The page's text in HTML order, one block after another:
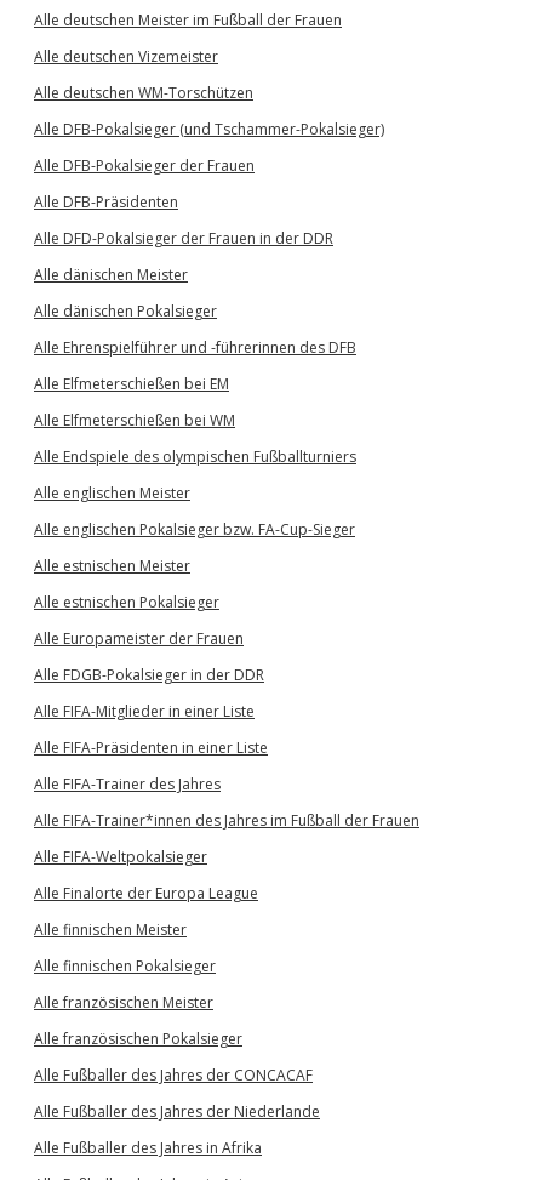
Alle deutschen Meister im Fußball der Frauen
Alle deutschen Vizemeister
Alle deutschen WM-Torschützen
Alle DFB-Pokalsieger (und Tschammer-Pokalsieger)
Alle DFB-Pokalsieger der Frauen
Alle DFB-Präsidenten
Alle DFD-Pokalsieger der Frauen in der DDR
Alle dänischen Meister
Alle dänischen Pokalsieger
Alle Ehrenspielführer und -führerinnen des DFB
Alle Elfmeterschießen bei EM
Alle Elfmeterschießen bei WM
Alle Endspiele des olympischen Fußballturniers
Alle englischen Meister
Alle englischen Pokalsieger bzw. FA-Cup-Sieger
Alle estnischen Meister
Alle estnischen Pokalsieger
Alle Europameister der Frauen
Alle FDGB-Pokalsieger in der DDR
Alle FIFA-Mitglieder in einer Liste
Alle FIFA-Präsidenten in einer Liste
Alle FIFA-Trainer des Jahres
Alle FIFA-Trainer*innen des Jahres im Fußball der Frauen
Alle FIFA-Weltpokalsieger
Alle Finalorte der Europa League
Alle finnischen Meister
Alle finnischen Pokalsieger
Alle französischen Meister
Alle französischen Pokalsieger
Alle Fußballer des Jahres der CONCACAF
Alle Fußballer des Jahres der Niederlande
Alle Fußballer des Jahres in Afrika